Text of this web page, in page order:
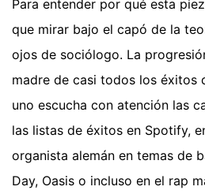
Para entender por qué esta
que mirar bajo el capó de la
ojos de sociólogo. La
madre de casi todos los éxitos
uno escucha con atención las
las listas de éxitos en Spotify,
organista alemán en temas de
Day, Oasis o incluso en el rap